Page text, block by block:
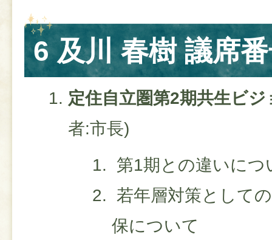
6 及川 春樹 議席
定住自立圏第2期共生ビ
者:市長)
第1期との違いにつ
若年層対策として
保について